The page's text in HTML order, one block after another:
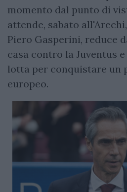
momento dal punto di
attende, sabato
Piero Gasperini, reduce
casa contro la Juventus
lotta per conquistare un
europeo.